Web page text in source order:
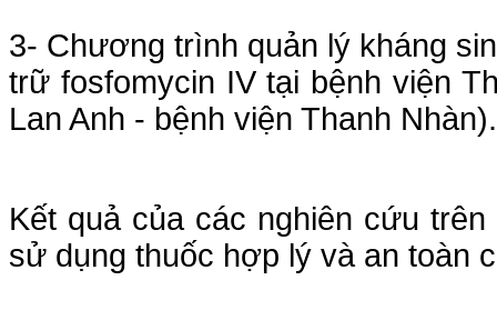
3- Chương trình quản lý kháng
trữ fosfomycin IV tại bệnh viện
Lan Anh - bệnh viện Thanh Nhàn).
Kết quả của các nghiên cứu
sử dụng thuốc hợp lý và an toàn